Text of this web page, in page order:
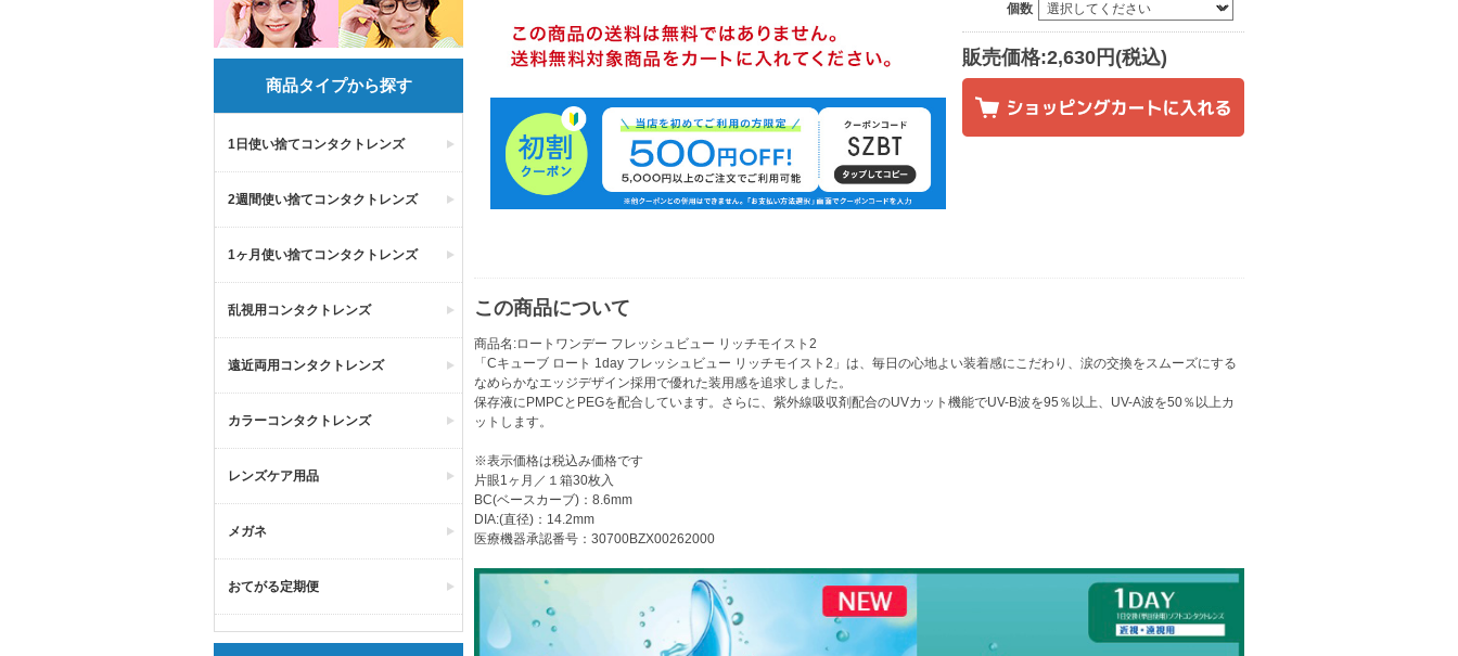
商品タイプから探す
1日使い捨てコンタクトレンズ
2週間使い捨てコンタクトレンズ
1ヶ月使い捨てコンタクトレンズ
乱視用コンタクトレンズ
遠近両用コンタクトレンズ
カラーコンタクトレンズ
レンズケア用品
メガネ
おてがる定期便
個数
販売価格:2,630円(税込)
この商品について
商品名:ロートワンデー フレッシュビュー リッチモイスト2
「Cキューブ ロート 1day フレッシュビュー リッチモイスト2」は、毎日の心地よい装着感にこだわり、涙の交換をスムーズにする
なめらかなエッジデザイン採用で優れた装用感を追求しました。
保存液にPMPCとPEGを配合しています。さらに、紫外線吸収剤配合のUVカット機能でUV-B波を95％以上、UV-A波を50％以上カ
ットします。
※表示価格は税込み価格です
片眼1ヶ月／１箱30枚入
BC(ベースカーブ)：8.6mm
DIA:(直径)：14.2mm
医療機器承認番号：30700BZX00262000